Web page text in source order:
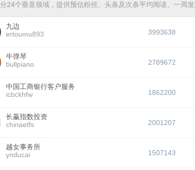
24个垂直领域，提供预估粉丝、头条及次条平均阅读、一周
九边
ertoumu893
3993638
牛弹琴
bullpiano
2789672
中国工商银行客户服务
icbckhfw
1862200
长赢指数投资
chinaetfs
2001207
越女事务所
ynducai
1507143